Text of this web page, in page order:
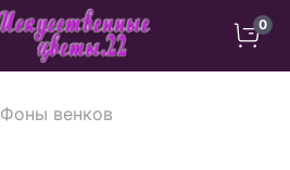
0
Фоны венков